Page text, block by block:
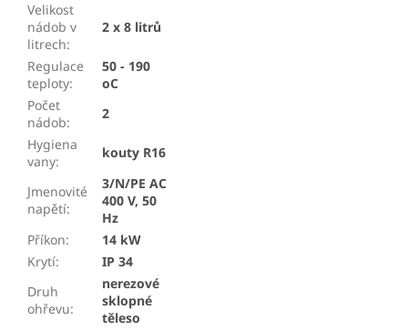
Velikost
nádob v
litrech:
2 x 8 litrů
Regulace
teploty:
50 - 190
oC
Počet
nádob:
2
Hygiena
vany:
kouty R16
Jmenovité
napětí:
3/N/PE AC
400 V, 50
Hz
Příkon:
14 kW
Krytí:
IP 34
Druh
ohřevu:
nerezové
sklopné
těleso